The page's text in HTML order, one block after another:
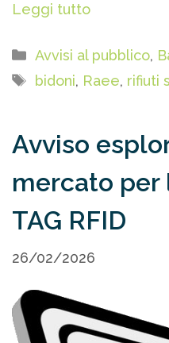
Leggi tutto
Categorie
Avvisi al pubblico,
Tag
bidoni, Raee, rifiuti
Avviso
mercato per
TAG RFID
26/02/2026